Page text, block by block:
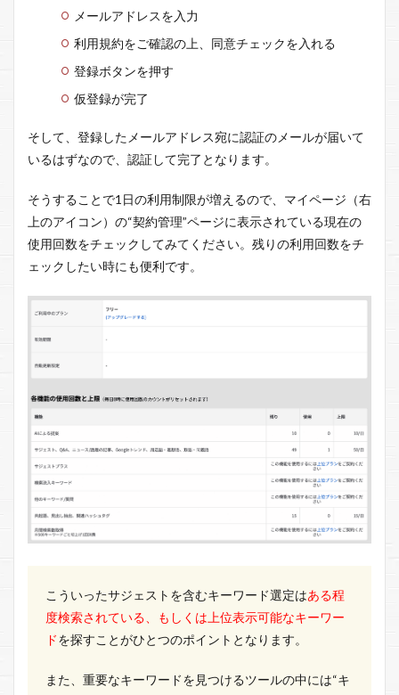
メールアドレスを入力
利用規約をご確認の上、同意チェックを入れる
登録ボタンを押す
仮登録が完了
そして、登録したメールアドレス宛に認証のメールが届いて
いるはずなので、認証して完了となります。
そうすることで1日の利用制限が増えるので、マイページ（右
上のアイコン）の“契約管理”ページに表示されている現在の
使用回数をチェックしてみてください。残りの利用回数をチ
ェックしたい時にも便利です。
こういったサジェストを含むキーワード選定はある程
度検索されている、もしくは上位表示可能なキーワー
ドを探すことがひとつのポイントとなります。
また、重要なキーワードを見つけるツールの中には“キ